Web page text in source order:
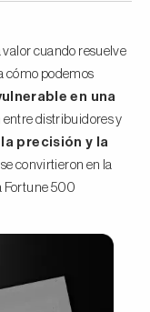
valor cuando resuelve
cómo podemos
en una
entre distribuidores y
precisión y la
convirtieron en la
Fortune 500